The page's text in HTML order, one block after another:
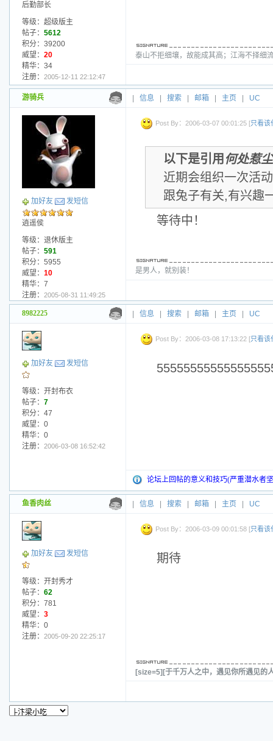
后勤部长
等级：超级版主
帖子： 5612
积分：39200
威望： 20
精华：34
注册： 2005-12-11 22:12:47
泰山不拒细壤，故能成其高；江海不择细
游骑兵 信息 搜索 邮箱 主页 UC
加好友 发短信
逍遥侯
等级：退休版主
帖子： 591
积分：5955
威望： 10
精华：7
注册： 2005-08-31 11:49:25
Post By：2006-03-07 00:01:25 [只看该
以下是引用 何处惹
近期会组织一次活动
跟兔子有关,有兴趣
等待中！
是男人，就别装！
8982225 信息 搜索 邮箱 主页 UC
加好友 发短信
等级：开封布衣
帖子： 7
积分：47
威望：0
精华：0
注册： 2006-03-08 16:52:42
Post By：2006-03-08 17:13:22 [只看该
论坛上回帖的意义和技巧(严重潜水者
鱼香肉丝 信息 搜索 邮箱 主页 UC
加好友 发短信
等级：开封秀才
帖子： 62
积分：781
威望： 3
精华：0
注册： 2005-09-20 22:25:17
Post By：2006-03-09 00:01:58 [只看该
期待
[size=5][于千万人之中，遇见你所遇见的